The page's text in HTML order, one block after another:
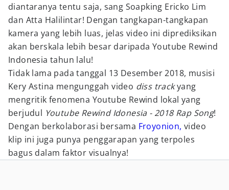
diantaranya tentu saja, sang Soapking Ericko Lim
dan Atta Halilintar! Dengan tangkapan-tangkapan
kamera yang lebih luas, jelas video ini diprediksikan
akan berskala lebih besar daripada Youtube Rewind
Indonesia tahun lalu!
Tidak lama pada tanggal 13 Desember 2018, musisi
Kery Astina mengunggah video diss trackyang
mengritik fenomena Youtube Rewind lokal yang
berjudul Youtube Rewind Idonesia - 2018 Rap Song!
Dengan berkolaborasi bersama Froyonion, video
klip ini juga punya penggarapan yang terpoles
bagus dalam faktor visualnya!